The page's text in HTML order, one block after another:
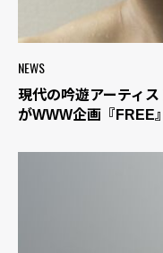
NEWS
現代の吟遊アーティ
がWWW企画『FREE